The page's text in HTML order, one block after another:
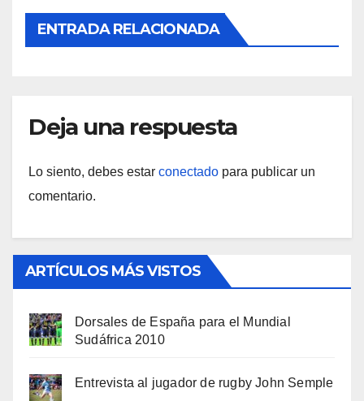
ENTRADA RELACIONADA
Deja una respuesta
Lo siento, debes estar conectado para publicar un
comentario.
ARTÍCULOS MÁS VISTOS
Dorsales de España para el Mundial
Sudáfrica 2010
Entrevista al jugador de rugby John Semple